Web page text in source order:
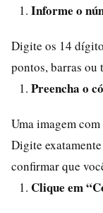
Informe o
Digite os 14
pontos, barras ou
Preencha o
Uma imagem
Digite
confirmar que
Clique em